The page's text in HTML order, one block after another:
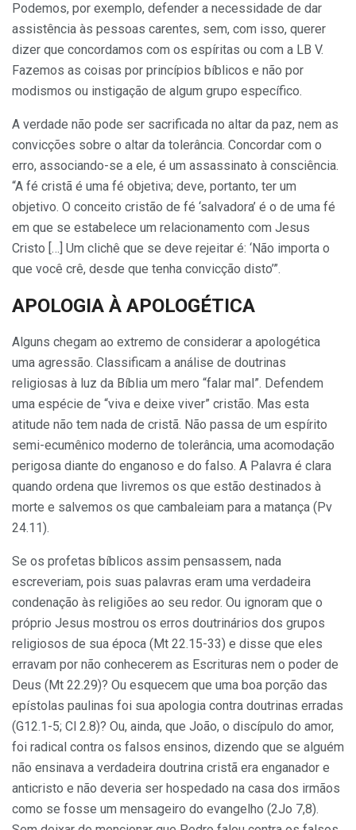
Podemos, por exemplo, defender a necessidade de dar
assistência às pessoas carentes, sem, com isso, querer
dizer que concordamos com os espíritas ou com a LB V.
Fazemos as coisas por princípios bí­blicos e não por
modismos ou instigação de algum grupo específico.
A verdade não pode ser sacrificada no altar da paz, nem as
convicções so­bre o altar da tolerância. Concordar com o
erro, associando-se a ele, é um assassinato à consciência.
“A fé cristã é uma fé objetiva; deve, portanto, ter um
objetivo. O conceito cristão de fé ‘salvadora’ é o de uma fé
em que se es­tabelece um relacionamento com Jesus
Cristo […] Um clichê que se deve rejei­tar é: ‘Não importa o
que você crê, des­de que tenha convicção disto’”.
APOLOGIA À APOLOGÉTICA
Alguns chegam ao extremo de consi­derar a apologética
uma agressão. Classi­ficam a análise de doutrinas
religiosas à luz da Bíblia um mero “falar mal”. Defen­dem
uma espécie de “viva e deixe viver” cristão. Mas esta
atitude não tem nada de cristã. Não passa de um espírito
semi-ecumênico moderno de tolerância, uma acomodação
perigosa diante do engano­so e do falso. A Palavra é clara
quando ordena que livremos os que estão desti­nados à
morte e salvemos os que camba­leiam para a matança (Pv
24.11).
Se os profetas bíblicos assim pen­sassem, nada
escreveriam, pois suas palavras eram uma verdadeira
condenação às religiões ao seu redor. Ou ignoram que o
próprio Jesus mostrou os erros doutriná­rios dos grupos
religiosos de sua época (Mt 22.15-33) e disse que eles
erravam por não conhecerem as Escrituras nem o poder de
Deus (Mt 22.29)? Ou esquecem que uma boa porção das
epístolas paulinas foi sua apologia contra doutri­nas erradas
(G12.1-5; Cl 2.8)? Ou, ainda, que João, o discípulo do amor,
foi radical contra os falsos ensinos, dizendo que se alguém
não ensinava a verdadeira dou­trina cristã era enganador e
anticristo e não deveria ser hospedado na casa dos irmãos
como se fosse um mensageiro do evangelho (2Jo 7,8).